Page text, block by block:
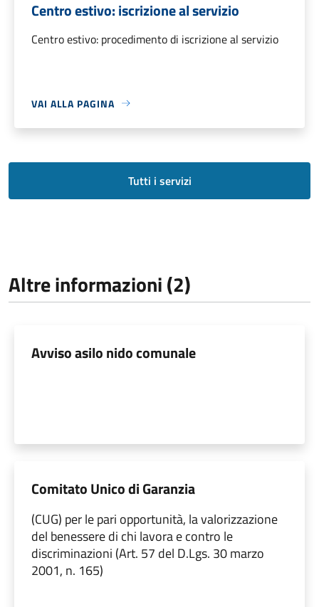
Centro estivo: iscrizione al servizio
Centro estivo: procedimento di iscrizione al servizio
VAI ALLA PAGINA
Tutti i servizi
Altre informazioni (2)
Avviso asilo nido comunale
Comitato Unico di Garanzia
(CUG) per le pari opportunità, la valorizzazione
del benessere di chi lavora e contro le
discriminazioni (Art. 57 del D.Lgs. 30 marzo
2001, n. 165)